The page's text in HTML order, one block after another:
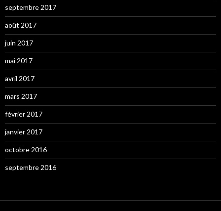
septembre 2017
août 2017
juin 2017
mai 2017
avril 2017
mars 2017
février 2017
janvier 2017
octobre 2016
septembre 2016